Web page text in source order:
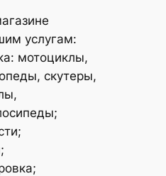
услугам:
мотоциклы,
скутеры,